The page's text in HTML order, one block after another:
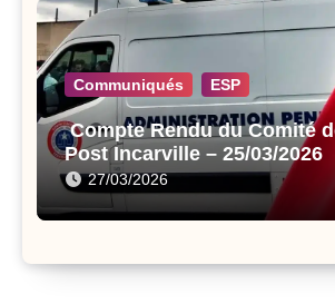
Communiqués ESP
Compte Rendu du Comité
Post Incarville – 25/03/2026
27/03/2026